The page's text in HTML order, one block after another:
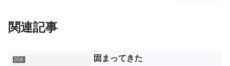
関連記事
試合 固まってきた